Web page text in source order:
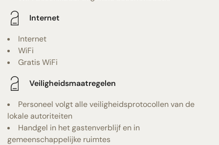
Internet
Internet
WiFi
Gratis WiFi
Veiligheidsmaatregelen
Personeel volgt alle veiligheidsprotocollen van de
lokale autoriteiten
Handgel in het gastenverblijf en in
gemeenschappelijke ruimtes